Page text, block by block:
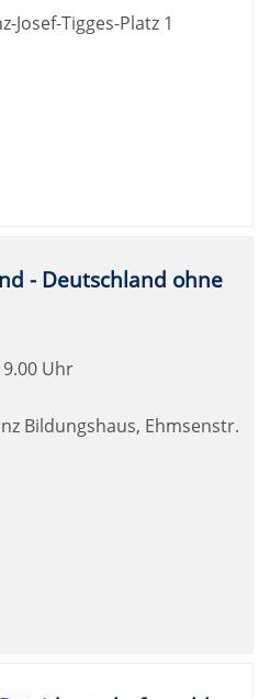
Josef-Tigges-Platz 1
- Deutschland ohne
Uhr
Bildungshaus, Ehmsenstr.